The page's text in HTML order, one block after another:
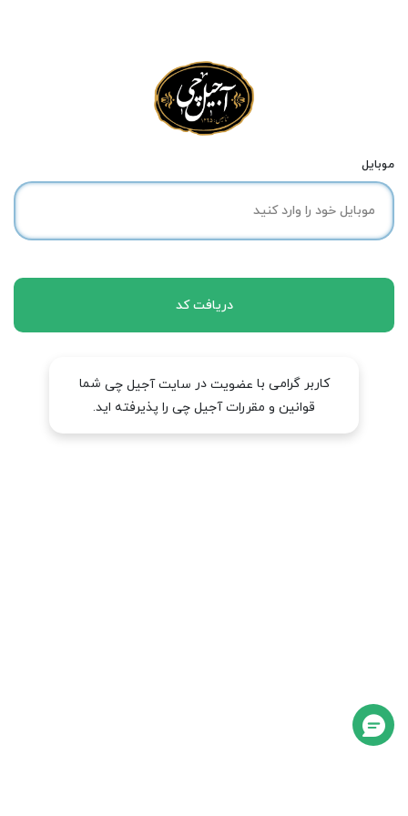
موبایل
دریافت کد
کاربر گرامی با عضویت در سایت آجیل چی شما
قوانین و مقررات آجیل چی را پذیرفته اید.